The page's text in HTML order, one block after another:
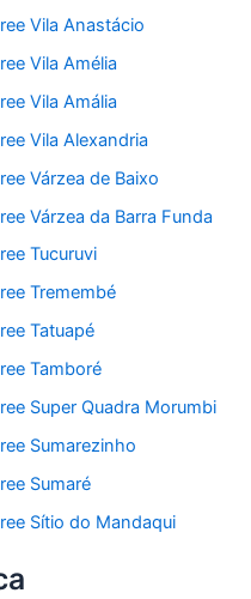
Vila Anastácio
Vila Amélia
Vila Amália
Vila Alexandria
Várzea de Baixo
Várzea da Barra Funda
Tucuruvi
Tremembé
Tatuapé
Tamboré
Super Quadra Morumbi
Sumarezinho
Sumaré
Sítio do Mandaqui